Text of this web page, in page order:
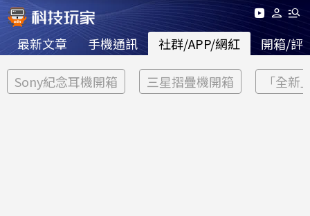
最新文章 手機通訊 社群/APP/網紅 開箱/評
Sony紀念耳機開箱 三星摺疊機開箱 「全新